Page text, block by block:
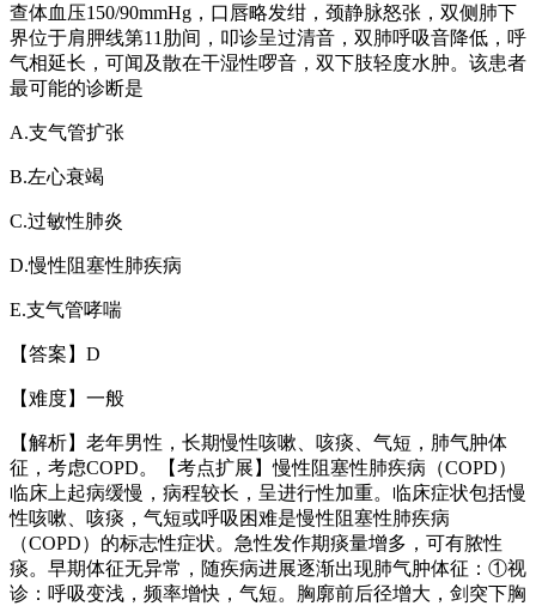
查体血压150/90mmHg ，口唇略发绀，颈静脉怒张，双侧肺下
界位于肩胛线第11 肋间，叩诊呈过清音，双肺呼吸音降低，呼
气相延长，可闻及散在干湿性啰音，双下肢轻度水肿。该患者
最可能的诊断是
A.支气管扩张
B.左心衰竭
C.过敏性肺炎
D.慢性阻塞性肺疾病
E.支气管哮喘
【答案】 D
【难度】一般
【解析】老年男性，长期慢性咳嗽、咳痰、气短，肺气肿体
征，考虑COPD。【考点扩展】慢性阻塞性肺疾病（COPD）
临床上起病缓慢，病程较长，呈进行性加重。临床症状包括慢
性咳嗽、咳痰，气短或呼吸困难是慢性阻塞性肺疾病
（COPD）的标志性症状。急性发作期痰量增多，可有脓性
痰。早期体征无异常，随疾病进展逐渐出现肺气肿体征： ①视
诊：呼吸变浅，频率增快，气短。胸廓前后径增大，剑突下胸